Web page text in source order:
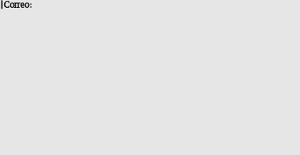
| Correo: